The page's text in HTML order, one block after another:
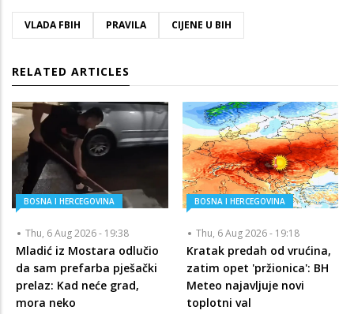
VLADA FBIH PRAVILA CIJENE U BIH
RELATED ARTICLES
BOSNA I HERCEGOVINA
Thu, 6 Aug 2026 - 19:38
Mladić iz Mostara odlučio
da sam prefarba pješački
prelaz: Kad neće grad,
mora neko
BOSNA I HERCEGOVINA
Thu, 6 Aug 2026 - 19:18
Kratak predah od vrućina,
zatim opet 'pržionica': BH
Meteo najavljuje novi
toplotni val